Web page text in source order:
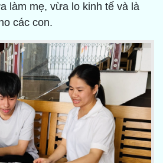
làm mẹ, vừa lo kinh tế và là
các con.